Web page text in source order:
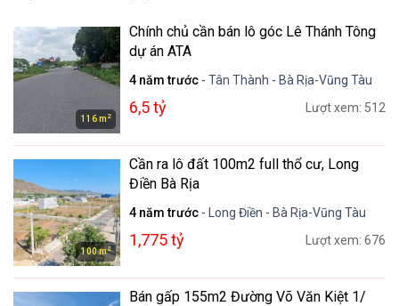
116 m 2
Chính chủ cần bán lô góc Lê Thánh Tông
dự án ATA
4 năm trước - Tân Thành - Bà Rịa-Vũng Tàu
6,5 tỷ Lượt xem: 512
100 m2
Cần ra lô đất 100m2 full thổ cư, Long
Điền Bà Rịa
4 năm trước - Long Điền - Bà Rịa-Vũng Tàu
1,775 tỷ Lượt xem: 676
Bán gấp 155m2 Đường Võ Văn Kiệt 1/